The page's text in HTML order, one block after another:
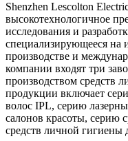
Shenzhen Lescolton
высокотехнологичное
исследования и
специализирующееся на
производстве и
компании входят три
производством средств
продукции включает
волос IPL, серию
салонов красоты, серию
средств личной гигиены